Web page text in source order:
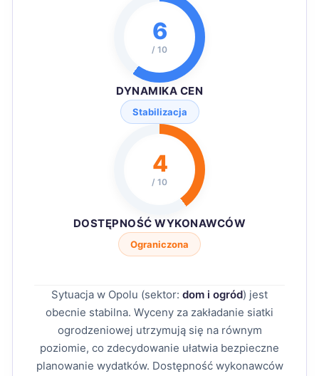
6
/ 10
DYNAMIKA CEN
Stabilizacja
4
/ 10
DOSTĘPNOŚĆ WYKONAWCÓW
Ograniczona
Sytuacja w Opolu (sektor: dom i ogród) jest
obecnie stabilna. Wyceny za zakładanie siatki
ogrodzeniowej utrzymują się na równym
poziomie, co zdecydowanie ułatwia bezpieczne
planowanie wydatków. Dostępność wykonawców